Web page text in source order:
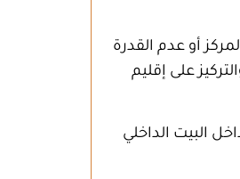
أو عدم القدرة
على إقليم
البيت الداخلي